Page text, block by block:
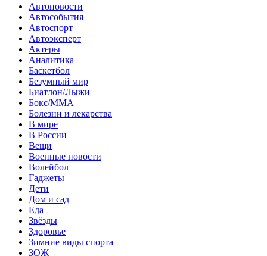
Автоновости
Автособытия
Автоспорт
Автоэксперт
Актеры
Аналитика
Баскетбол
Безумный мир
Биатлон/Лыжи
Бокс/MMA
Болезни и лекарства
В мире
В России
Вещи
Военные новости
Волейбол
Гаджеты
Дети
Дом и сад
Еда
Звёзды
Здоровье
Зимние виды спорта
ЗОЖ